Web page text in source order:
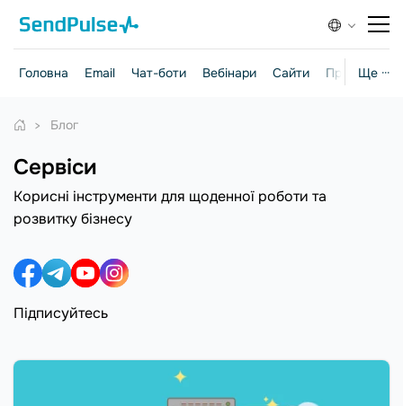
Ще ···
Головна Email Чат-боти Вебінари Сайти Практичні
Блог
Сервіси
Корисні інструменти для щоденної роботи та
розвитку бізнесу
Підписуйтесь